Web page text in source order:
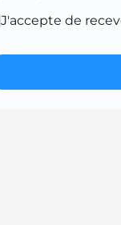
J'accepte de